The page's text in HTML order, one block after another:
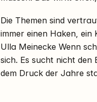
Die Themen sind
immer einen Haken,
Ulla Meinecke Wenn
sich. Es sucht nicht den
dem Druck der Jahre